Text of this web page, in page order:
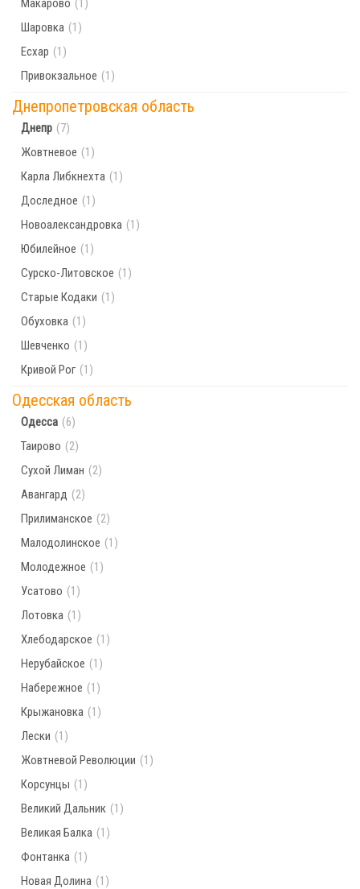
Макарово (1)
Шаровка (1)
Есхар (1)
Привокзальное (1)
Днепропетровская область
Днепр (7)
Жовтневое (1)
Карла Либкнехта (1)
Доследное (1)
Новоалександровка (1)
Юбилейное (1)
Сурско-Литовское (1)
Старые Кодаки (1)
Обуховка (1)
Шевченко (1)
Кривой Рог (1)
Одесская область
Одесса (6)
Таирово (2)
Сухой Лиман (2)
Авангард (2)
Прилиманское (2)
Малодолинское (1)
Молодежное (1)
Усатово (1)
Лотовка (1)
Хлебодарское (1)
Нерубайское (1)
Набережное (1)
Крыжановка (1)
Лески (1)
Жовтневой Революции (1)
Корсунцы (1)
Великий Дальник (1)
Великая Балка (1)
Фонтанка (1)
Новая Долина (1)